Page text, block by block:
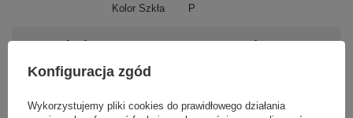
Kolor Szkła P
Potrzebujesz pomocy? Masz pytania?
Zadaj pytanie a my odpowiemy niezwłocznie,
najciekawsze pytania i odpowiedzi publikując
Konfiguracja zgód
Wykorzystujemy pliki cookies do prawidłowego działania